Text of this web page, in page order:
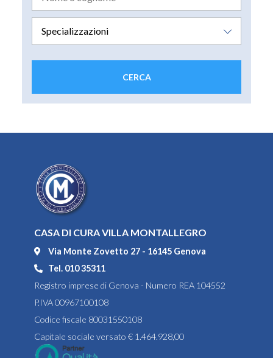
CASA DI CURA VILLA MONTALLEGRO
Via Monte Zovetto 27 - 16145 Genova
Tel. 010 35311
Registro imprese di Genova - Numero REA 104552
P.IVA 00967100108
Codice fiscale 80031550108
Capitale sociale versato € 1.464.928,00